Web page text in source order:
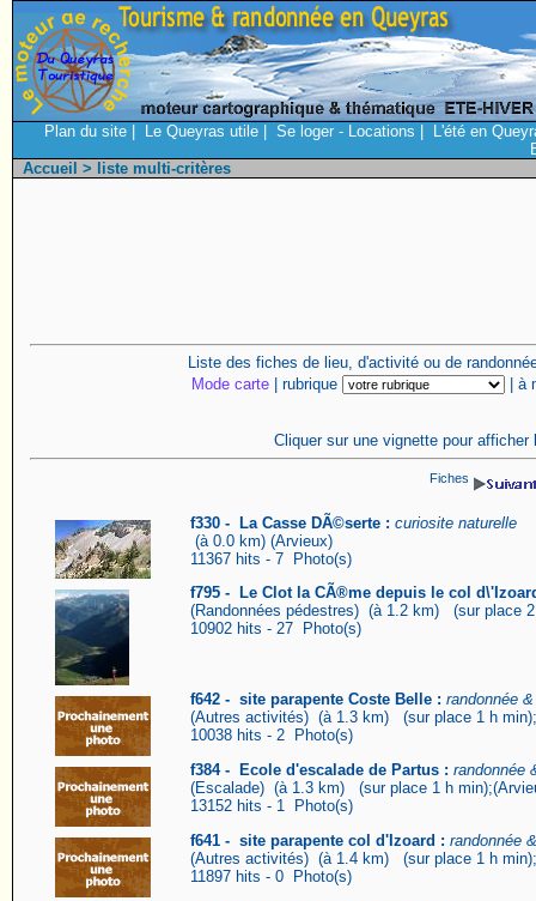
Plan du site Le Queyras utile Se loger - Locations
L'été en
Accueil > liste multi-critères
Liste des fiches de lieu, d'activité ou de
Mode carte| rubrique |
Cliquer sur une vignette pour
Fiches
f330 - La Casse DÃ©serte : curiosite naturelle
(à 0.0 km) (Arvieux)
11367 hits - 7 Photo(s)
f795 - Le Clot la CÃ®me depuis le col
(Randonnées pédestres) (à 1.2 km) (sur place
10902 hits - 27 Photo(s)
f642 - site parapente Coste Belle : randonnée
(Autres activités) (à 1.3 km) (sur place 1 h
10038 hits - 2 Photo(s)
f384 - Ecole d'escalade de Partus : randonnée
(Escalade) (à 1.3 km) (sur place 1 h
13152 hits - 1 Photo(s)
f641 - site parapente col d'Izoard : randonnée
(Autres activités) (à 1.4 km) (sur place 1 h
11897 hits - 0 Photo(s)